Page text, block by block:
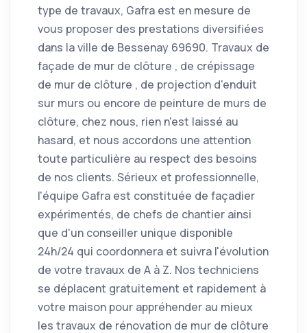
type de travaux, Gafra est en mesure de
vous proposer des prestations diversifiées
dans la ville de Bessenay 69690. Travaux de
façade de mur de clôture , de crépissage
de mur de clôture , de projection d'enduit
sur murs ou encore de peinture de murs de
clôture, chez nous, rien n'est laissé au
hasard, et nous accordons une attention
toute particulière au respect des besoins
de nos clients. Sérieux et professionnelle,
l'équipe Gafra est constituée de façadier
expérimentés, de chefs de chantier ainsi
que d'un conseiller unique disponible
24h/24 qui coordonnera et suivra l'évolution
de votre travaux de A à Z. Nos techniciens
se déplacent gratuitement et rapidement à
votre maison pour appréhender au mieux
les travaux de rénovation de mur de clôture